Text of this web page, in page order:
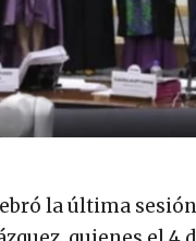
la última